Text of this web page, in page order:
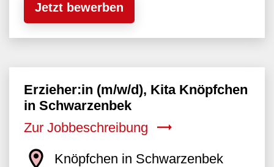
Jetzt bewerben
Erzieher:in (m/w/d), Kita Knöpfchen
in Schwarzenbek
Zur Jobbeschreibung
Knöpfchen in Schwarzenbek